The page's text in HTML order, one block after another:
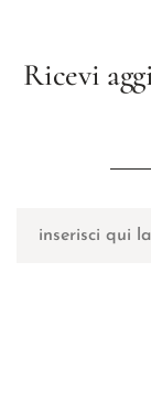
Ricevi